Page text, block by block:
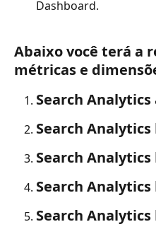
Dashboard.
Abaixo você terá a
métricas e
Search
Search
Search
Search Analytics
Search Analytics